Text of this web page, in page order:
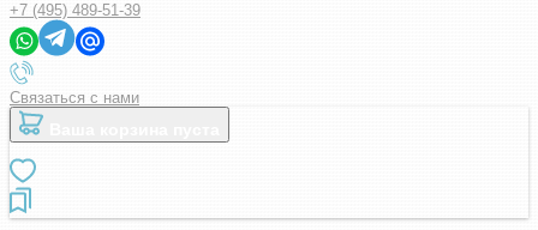
+7 (495) 489-51-39
Связаться с нами